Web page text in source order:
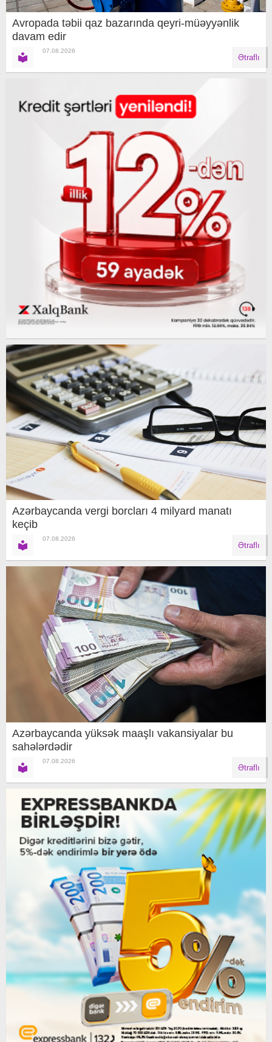
Avropada təbii qaz bazarında qeyri-müəyyənlik
davam edir
07.08.2026
Ətraflı
Azərbaycanda vergi borcları 4 milyard manatı
keçib
07.08.2026
Ətraflı
Azərbaycanda yüksək maaşlı vakansiyalar bu
sahələrdədir
07.08.2026
Ətraflı